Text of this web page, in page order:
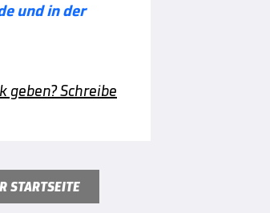
und in der
geben? Schreibe
STARTSEITE